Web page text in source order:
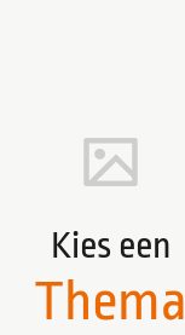
Kies een
Thema